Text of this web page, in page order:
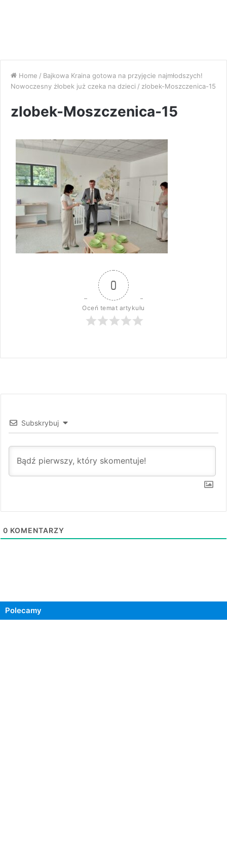
Home / Bajkowa Kraina gotowa na przyjęcie najmłodszych!
Nowoczesny żłobek już czeka na dzieci / zlobek-Moszczenica-15
zlobek-Moszczenica-15
0
Oceń temat artykułu
Subskrybuj
0 KOMENTARZY
Polecamy